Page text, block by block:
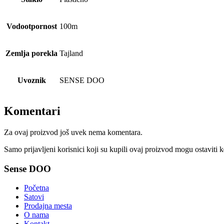
Vodootpornost 100m
Zemlja porekla Tajland
Uvoznik SENSE DOO
Komentari
Za ovaj proizvod još uvek nema komentara.
Samo prijavljeni korisnici koji su kupili ovaj proizvod mogu ostaviti
Sense DOO
Početna
Satovi
Prodajna mesta
O nama